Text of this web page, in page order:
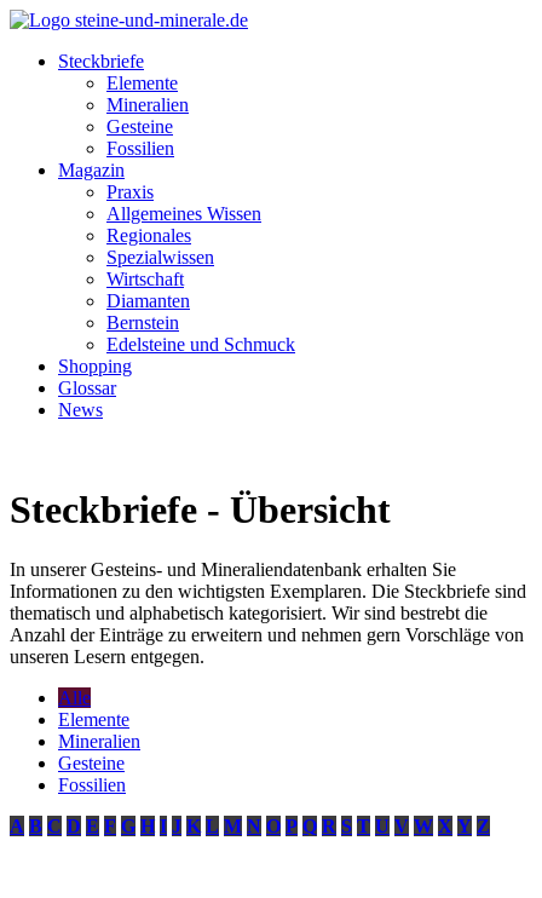
Steckbriefe
Elemente
Mineralien
Gesteine
Fossilien
Magazin
Praxis
Allgemeines Wissen
Regionales
Spezialwissen
Wirtschaft
Diamanten
Bernstein
Edelsteine und Schmuck
Shopping
Glossar
News
Steckbriefe - Übersicht
In unserer Gesteins- und Mineraliendatenbank erhalten Sie
Informationen zu den wichtigsten Exemplaren. Die Steckbriefe sind
thematisch und alphabetisch kategorisiert. Wir sind bestrebt die
Anzahl der Einträge zu erweitern und nehmen gern Vorschläge von
unseren Lesern entgegen.
Alle
Elemente
Mineralien
Gesteine
Fossilien
A B C D E F G H I J K L M N O P Q R S T U V W X Y Z